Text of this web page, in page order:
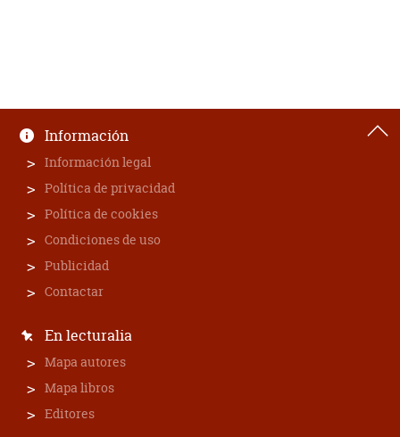
Información
Información legal
Política de privacidad
Política de cookies
Condiciones de uso
Publicidad
Contactar
En lecturalia
Mapa autores
Mapa libros
Editores